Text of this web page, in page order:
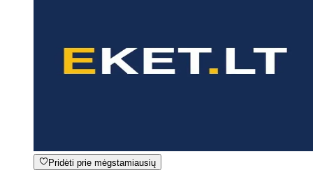
Pridėti prie mėgstamiausių